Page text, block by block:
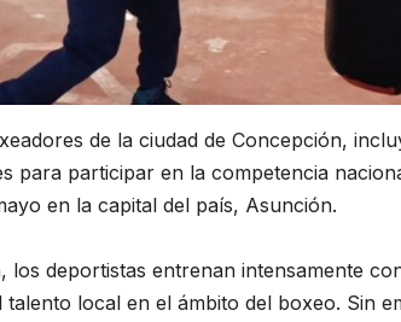
de la ciudad de Concepción,
para participar en la competencia
en la capital del país, Asunción.
los deportistas entrenan intensamente
talento local en el ámbito del boxeo. Sin